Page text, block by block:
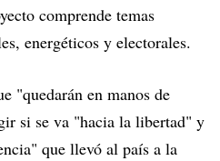
comprende temas
energéticos y electorales.
"quedarán en manos de
si se va "hacia la libertad" y
que llevó al país a la